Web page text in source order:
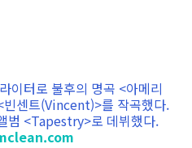
이터로 불후의 명곡 <아메리
센트(Vincent)>를 작곡했다.
범 <Tapestry>로 데뷔했다.